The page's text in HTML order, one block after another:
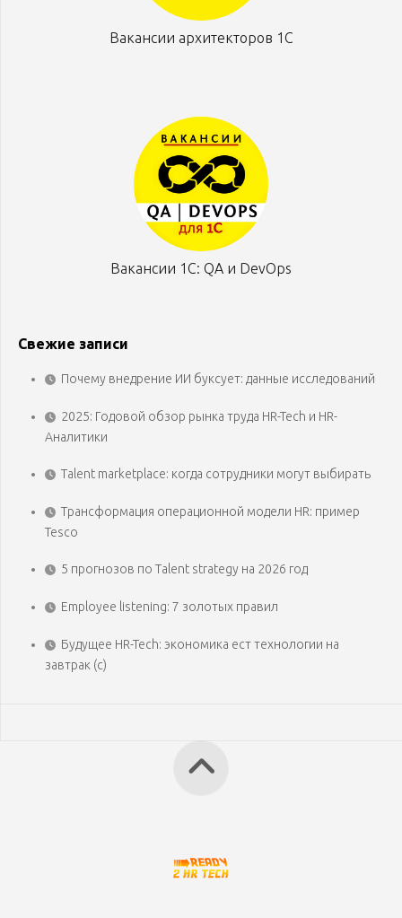
Вакансии архитекторов 1С
Вакансии 1С: QA и DevOps
Свежие записи
Почему внедрение ИИ буксует: данные исследований
2025: Годовой обзор рынка труда HR-Tech и HR-
Аналитики
Talent marketplace: когда сотрудники могут выбирать
Трансформация операционной модели HR: пример
Tesco
5 прогнозов по Talent strategy на 2026 год
Employee listening: 7 золотых правил
Будущее HR-Tech: экономика ест технологии на
завтрак (с)